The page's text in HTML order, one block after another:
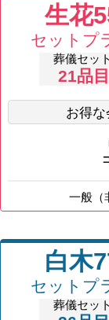
生花
セットプ
お得
一般（
葬儀セット
21品目
白木
セットプ
葬儀セット